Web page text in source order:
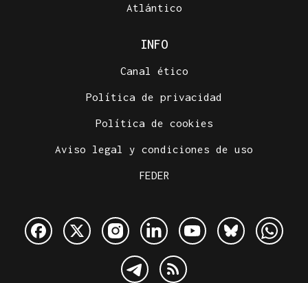
Atlántico
INFO
Canal ético
Política de privacidad
Política de cookies
Aviso legal y condiciones de uso
FEDER